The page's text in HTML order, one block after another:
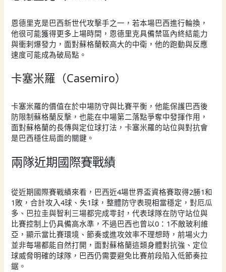
恩德里克是巴西新世代攻擊手之一，若本場巴西進行輪換，
他很可能獲得更多上場時間，恩德里克具備禁區內終結能力
與衝刺爆發力，面對蘇格蘭較高大的中衛，他的跑動與反應
速度可能成為破局點。
卡塞米羅（Casemiro）
卡塞米羅的價值在於中場防守與比賽平衡，他能保護巴西後
防限制蘇格蘭反擊，也能在中場第二落點爭奪中發揮作用，
面對蘇格蘭的長傳與定位球打法，卡塞米羅的站位與對抗會
是巴西穩住局面的關鍵。
兩隊近期國際賽戰績
從近期國際賽戰績來看，巴西近4場世界盃資格賽取得2勝1和
1敗，合計攻入4球、失1球，整體防守表現相當穩定，對厄瓜
多、巴拉圭與智利三場都完成零封，代表球隊在防守站位與
比賽控制上仍具備高水準，不過巴西也曾以0：1不敵玻利維
亞，顯示當比賽環境、節奏或進攻效率不理想時，前場火力
並非每場都能自然打開，面對蘇格蘭這類身體對抗強、定位
球威脅明確的球隊，巴西仍需要避免比賽前段陷入低節奏拉
鋸。